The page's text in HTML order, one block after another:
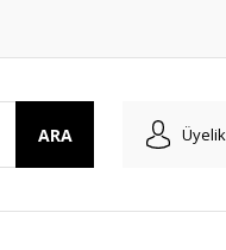
ARA Üyelik